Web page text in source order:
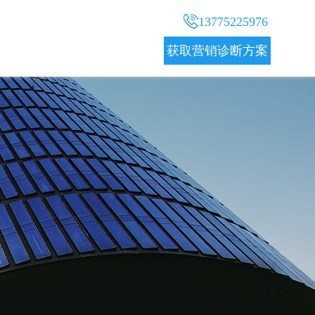
13775225976
获取营销诊断方案